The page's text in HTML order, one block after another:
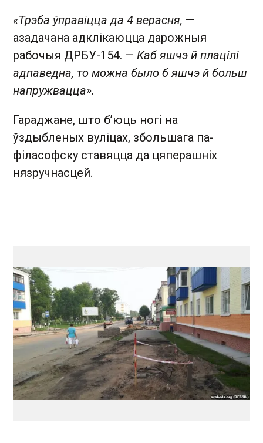
«Трэба ўправіцца да 4 верасня, —
азадачана адклікаюцца дарожныя
рабочыя ДРБУ-154. — Каб яшчэ й плацілі
адпаведна, то можна было б яшчэ й больш
напружвацца».
Гараджане, што б’юць ногі на
ўздыбленых вуліцах, збольшага па-
філасофску ставяцца да цяперашніх
нязручнасцей.